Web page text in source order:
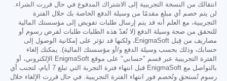
انتقالك من النسخة التجريبية إلى الاشتراك المدفوع في حال قررت الشراء.
لن يتم خصم أي مبلغ مقدمًا من وسيلة الدفع الخاصة بك خلال الفترة
التجريبية، مع العلم أنه قد يتم إرسال طلبات تفويض إلى مؤسستك المالية
للتحقق من صحة وسيلة الدفع (لا تُعدّ هذه الطلبات طلبات لفرض رسوم أو
مصاريف من قِبل EnigmaSoft، ولكنها قد تؤثر على إمكانية الوصول إلى
حسابك، وذلك بحسب وسيلة الدفع و/أو مؤسستك المالية). يمكنك إلغاء
الفترة التجريبية عبر قسم "حسابي" على موقع EnigmaSoft الإلكتروني، أو
بالتواصل مع EnigmaSoft قبل انتهاء فترة التجربة التي تبلغ 7 أيام، لتجنب أي
رسوم تُستحق وتُخصم فور انتهاء الفترة التجريبية. في حال قررت الإلغاء خلال